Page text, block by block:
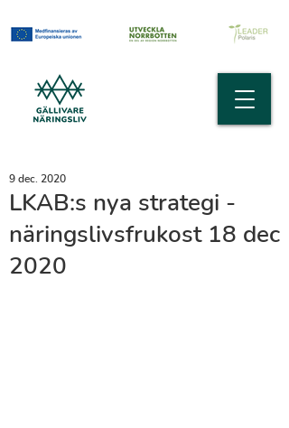
LKAB:s nya strategi -
näringslivsfrukost 18 dec
2020
9 dec. 2020